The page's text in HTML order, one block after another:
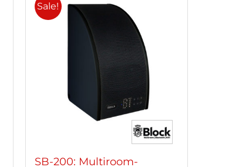
Sale!
SB-200: Multiroom-